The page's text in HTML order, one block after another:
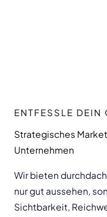
ENTFESSLE
Strategisches
Unternehmen
Wir bieten
nur gut aussehen,
Sichtbarkeit,